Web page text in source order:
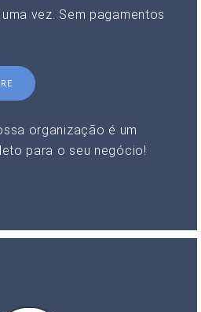
vez. Sem pagamentos
organização é um
para o seu negócio!